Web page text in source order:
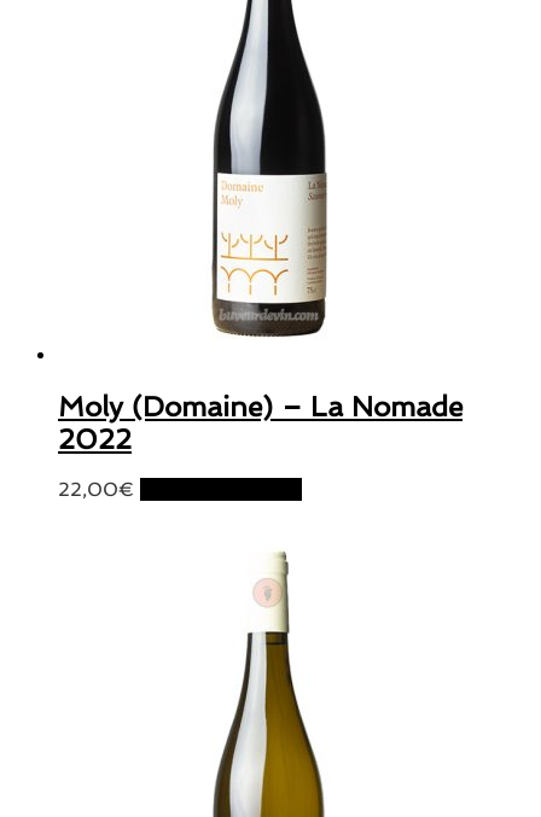
Moly (Domaine) – La Nomade
2022
22,00€